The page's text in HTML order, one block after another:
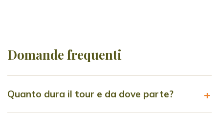
Domande frequenti
Quanto dura il tour e da dove parte?